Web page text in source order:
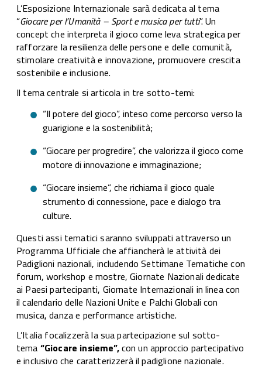
L’Esposizione Internazionale sarà dedicata al tema
“Giocare per l’Umanità – Sport e musica per tutti”. Un
concept che interpreta il gioco come leva strategica per
rafforzare la resilienza delle persone e delle comunità,
stimolare creatività e innovazione, promuovere crescita
sostenibile e inclusione.
Il tema centrale si articola in tre sotto-temi:
“Il potere del gioco”, inteso come percorso verso la
guarigione e la sostenibilità;
“Giocare per progredire”, che valorizza il gioco come
motore di innovazione e immaginazione;
“Giocare insieme”, che richiama il gioco quale
strumento di connessione, pace e dialogo tra
culture.
Questi assi tematici saranno sviluppati attraverso un
Programma Ufficiale che affiancherà le attività dei
Padiglioni nazionali, includendo Settimane Tematiche con
forum, workshop e mostre, Giornate Nazionali dedicate
ai Paesi partecipanti, Giornate Internazionali in linea con
il calendario delle Nazioni Unite e Palchi Globali con
musica, danza e performance artistiche.
L’Italia focalizzerà la sua partecipazione sul sotto-
tema “Giocare insieme”,con un approccio partecipativo
e inclusivo che caratterizzerà il padiglione nazionale.